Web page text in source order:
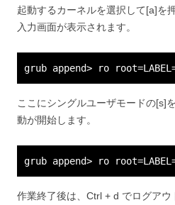
起動するカーネルを選択して[a]を
入力画面が表示されます。
grub append> ro
ここにシングルユーザモードの[s]
動が開始します。
grub append> ro
作業終了後は、Ctrl + d でログア